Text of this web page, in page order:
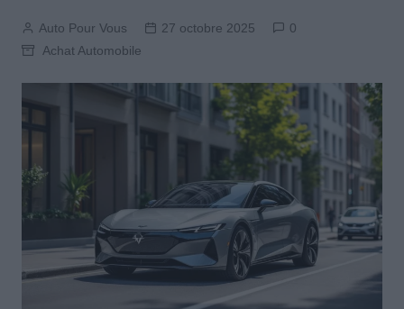
Auto Pour Vous 27 octobre 2025
0
Achat Automobile